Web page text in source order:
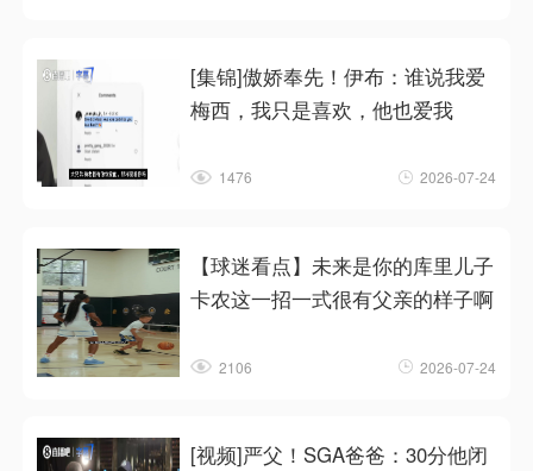
[集锦]傲娇奉先！伊布：谁说我爱
梅西，我只是喜欢，他也爱我
1476 2026-07-24
【球迷看点】未来是你的库里儿子
卡农这一招一式很有父亲的样子啊
2106 2026-07-24
[视频]严父！SGA爸爸：30分他闭